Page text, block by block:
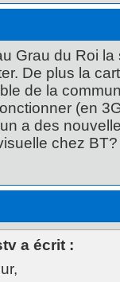
Grau du Roi
De plus la
de la
(en
a des
chez BT?
a écrit :